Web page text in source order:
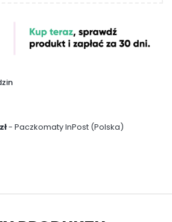
- Paczkomaty InPost (Polska)